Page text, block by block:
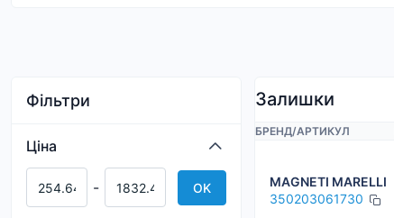
Фільтри
Ціна
- OK
Залишки
БРЕНД/АРТИКУЛ
MAGNETI MARELLI
350203061730